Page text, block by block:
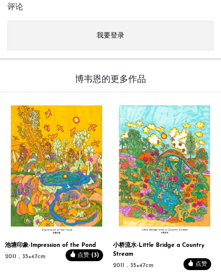
评论
我要登录
博韦恩的更多作品
池塘印象-Impression of the Pond
2011，35×47cm
点赞 (3)
小桥流水-Little Bridge a Country
Stream
2011，35×47cm
点赞